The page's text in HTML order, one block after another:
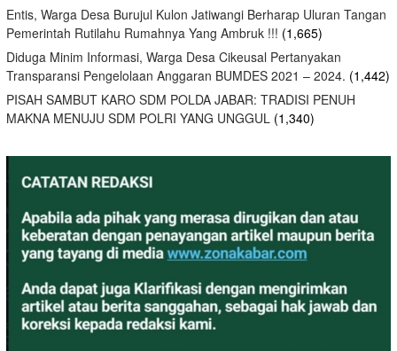
Entis, Warga Desa Burujul Kulon Jatiwangi Berharap Uluran Tangan
Pemerintah Rutilahu Rumahnya Yang Ambruk !!! (1,665)
Diduga Minim Informasi, Warga Desa Cikeusal Pertanyakan
Transparansi Pengelolaan Anggaran BUMDES 2021 – 2024. (1,442)
PISAH SAMBUT KARO SDM POLDA JABAR: TRADISI PENUH
MAKNA MENUJU SDM POLRI YANG UNGGUL (1,340)